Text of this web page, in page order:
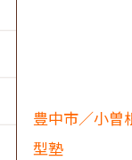
豊中市／小
型塾